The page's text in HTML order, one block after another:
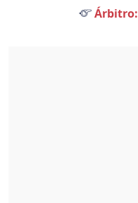
Árbitro: